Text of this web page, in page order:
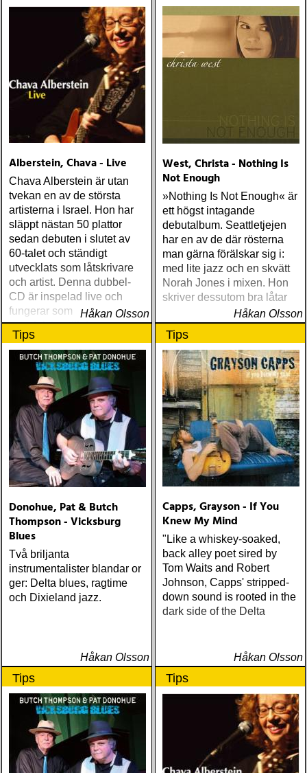
Alberstein, Chava - Live
Chava Alberstein är utan
tvekan en av de största
artisterna i Israel. Hon har
släppt nästan 50 plattor
sedan debuten i slutet av
60-talet och ständigt
utvecklats som låtskrivare
och artist. Denna dubbel-
CD är inspelad live och
fungerar som en utmärkt
introduktion till denna
världsartist.
Håkan Olsson
West, Christa - Nothing Is
Not Enough
»Nothing Is Not Enough« är
ett högst intagande
debutalbum. Seattletjejen
har en av de där rösterna
man gärna förälskar sig i:
med lite jazz och en skvätt
Norah Jones i mixen. Hon
skriver dessutom bra låtar
Håkan Olsson
Tips
Donohue, Pat & Butch
Thompson - Vicksburg
Blues
Två briljanta
instrumentalister blandar or
ger: Delta blues, ragtime
och Dixieland jazz.
Håkan Olsson
Tips
Capps, Grayson - If You
Knew My Mind
"Like a whiskey-soaked,
back alley poet sired by
Tom Waits and Robert
Johnson, Capps' stripped-
down sound is rooted in the
dark side of the Delta
Håkan Olsson
Tips Tips